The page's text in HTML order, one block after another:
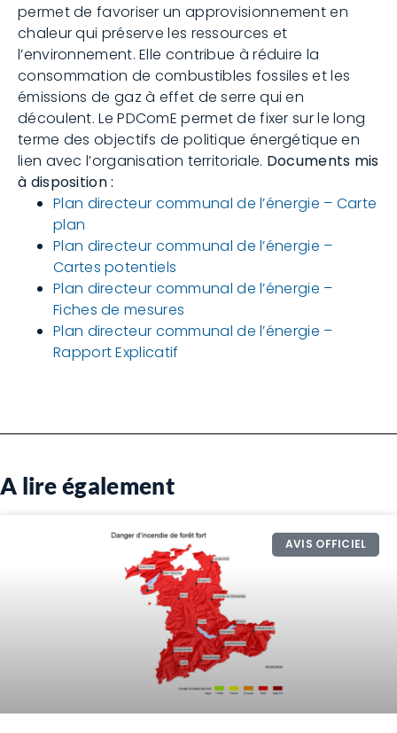
permet de favoriser un approvisionnement en
chaleur qui préserve les ressources et
l’environnement. Elle contribue à réduire la
consommation de combustibles fossiles et les
émissions de gaz à effet de serre qui en
découlent. Le PDComE permet de fixer sur le long
terme des objectifs de politique énergétique en
lien avec l’organisation territoriale. Documents mis
à disposition :
Plan directeur communal de l’énergie – Carte
plan
Plan directeur communal de l’énergie –
Cartes potentiels
Plan directeur communal de l’énergie –
Fiches de mesures
Plan directeur communal de l’énergie –
Rapport Explicatif
A lire également
AVIS OFFICIEL